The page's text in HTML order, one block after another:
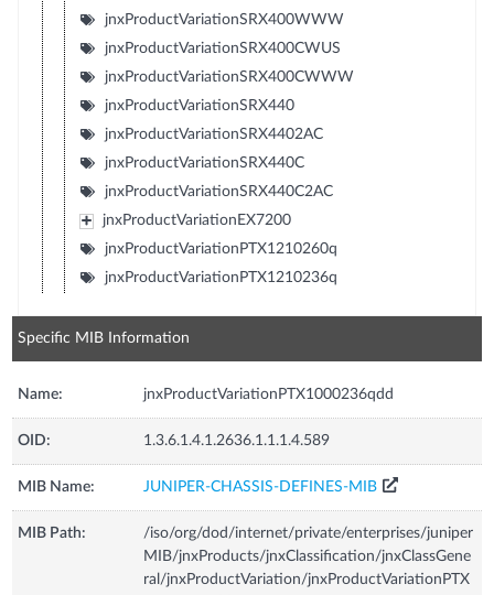
jnxProductVariationSRX400WWW
jnxProductVariationSRX400CWUS
jnxProductVariationSRX400CWWW
jnxProductVariationSRX440
jnxProductVariationSRX4402AC
jnxProductVariationSRX440C
jnxProductVariationSRX440C2AC
jnxProductVariationEX7200
jnxProductVariationPTX1210260q
jnxProductVariationPTX1210236q
Specific MIB Information
Name: jnxProductVariationPTX1000236qdd
OID: 1.3.6.1.4.1.2636.1.1.1.4.589
MIB Name: JUNIPER-CHASSIS-DEFINES-MIB
MIB Path:
/iso/org/dod/internet/private/enterprises/juniper
MIB/jnxProducts/jnxClassification/jnxClassGene
ral/jnxProductVariation/jnxProductVariationPTX